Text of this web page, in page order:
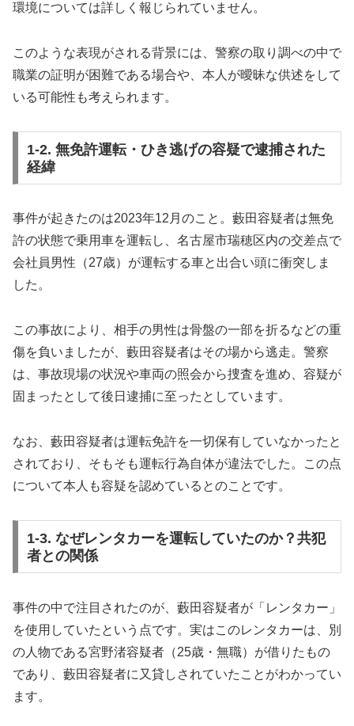
環境については詳しく報じられていません。
このような表現がされる背景には、警察の取り調べの中で
職業の証明が困難である場合や、本人が曖昧な供述をして
いる可能性も考えられます。
1-2. 無免許運転・ひき逃げの容疑で逮捕された
経緯
事件が起きたのは2023年12月のこと。藪田容疑者は無免
許の状態で乗用車を運転し、名古屋市瑞穂区内の交差点で
会社員男性（27歳）が運転する車と出合い頭に衝突しま
した。
この事故により、相手の男性は骨盤の一部を折るなどの重
傷を負いましたが、藪田容疑者はその場から逃走。警察
は、事故現場の状況や車両の照会から捜査を進め、容疑が
固まったとして後日逮捕に至ったとしています。
なお、藪田容疑者は運転免許を一切保有していなかったと
されており、そもそも運転行為自体が違法でした。この点
について本人も容疑を認めているとのことです。
1-3. なぜレンタカーを運転していたのか？共犯
者との関係
事件の中で注目されたのが、藪田容疑者が「レンタカー」
を使用していたという点です。実はこのレンタカーは、別
の人物である宮野渚容疑者（25歳・無職）が借りたもの
であり、藪田容疑者に又貸しされていたことがわかってい
ます。